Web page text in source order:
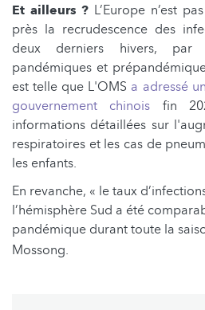
Et ailleurs ? L’Europe n’est
près la recrudescence des
deux derniers hivers, par
pandémiques et
est telle que L'OMS a adressé
gouvernement chinois fin
informations détaillées sur
respiratoires et les cas de
les enfants.
En revanche, « le taux
l’hémisphère Sud a été
pandémique durant toute la
Mossong.